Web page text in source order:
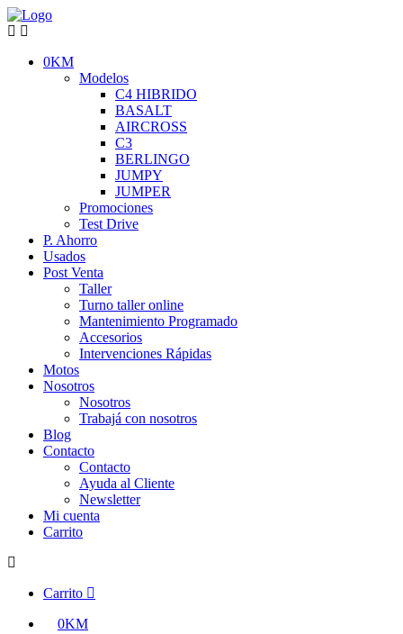
0KM
Modelos
C4 HIBRIDO
BASALT
AIRCROSS
C3
BERLINGO
JUMPY
JUMPER
Promociones
Test Drive
P. Ahorro
Usados
Post Venta
Taller
Turno taller online
Mantenimiento Programado
Accesorios
Intervenciones Rápidas
Motos
Nosotros
Nosotros
Trabajá con nosotros
Blog
Contacto
Contacto
Ayuda al Cliente
Newsletter
Mi cuenta
Carrito
Carrito
0KM